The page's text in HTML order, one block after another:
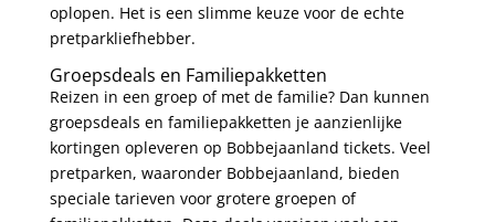
oplopen. Het is een slimme keuze voor de echte
pretparkliefhebber.
Groepsdeals en Familiepakketten
Reizen in een groep of met de familie? Dan kunnen
groepsdeals en familiepakketten je aanzienlijke
kortingen opleveren op Bobbejaanland tickets. Veel
pretparken, waaronder Bobbejaanland, bieden
speciale tarieven voor grotere groepen of